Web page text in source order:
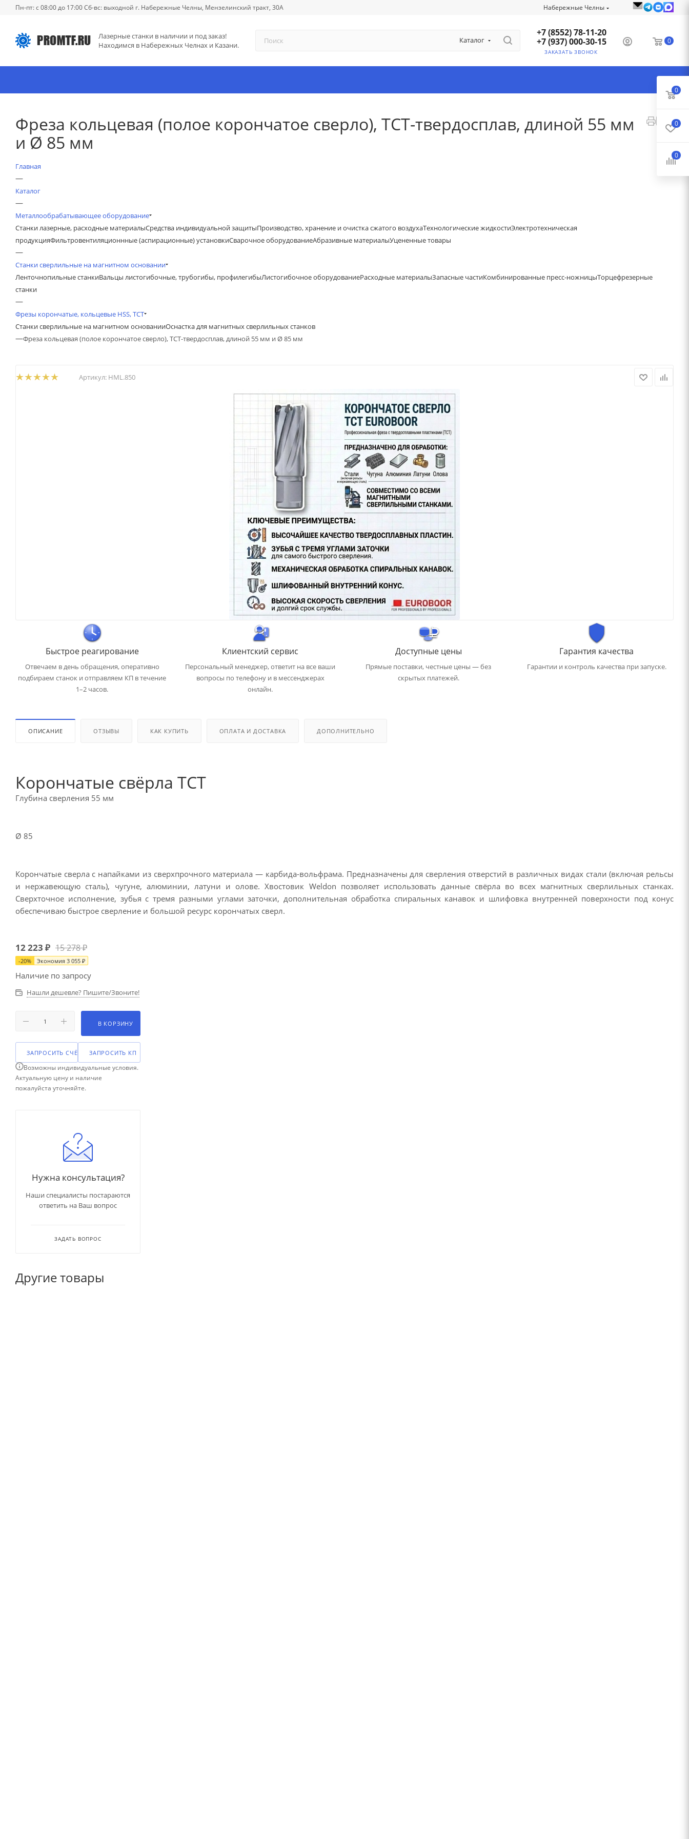
Пн-пт: с 08:00 до 17:00 Сб-вс: выходной г. Набережные Челны, Мензелинский тракт, 30А Набережные Челны
Лазерные станки в наличии и под заказ!
Находимся в Набережных Челнах и Казани.
Каталог
+7 (8552) 78-11-20
+7 (937) 000-30-15
ЗАКАЗАТЬ ЗВОНОК
0
Фреза кольцевая (полое корончатое сверло), ТСТ-твердосплав, длиной 55 мм
и Ø 85 мм
Главная
—
Каталог
—
Металлообрабатывающее оборудование
Станки лазерные, расходные материалыСредства индивидуальной защитыПроизводство, хранение и очистка сжатого воздухаТехнологические жидкостиЭлектротехническая
продукцияФильтровентиляционнные (аспирационные) установкиСварочное оборудованиеАбразивные материалыУцененные товары
—
Станки сверлильные на магнитном основании
Ленточнопильные станкиВальцы листогибочные, трубогибы, профилегибыЛистогибочное оборудованиеРасходные материалыЗапасные частиКомбинированные пресс-ножницыТорцефрезерные
станки
—
Фрезы корончатые, кольцевые HSS, TCT
Станки сверлильные на магнитном основанииОснастка для магнитных сверлильных станков
—Фреза кольцевая (полое корончатое сверло), ТСТ-твердосплав, длиной 55 мм и Ø 85 мм
Артикул: HML.850
Быстрое реагирование
Отвечаем в день обращения, оперативно
подбираем станок и отправляем КП в течение
1–2 часов.
Клиентский сервис
Персональный менеджер, ответит на все ваши
вопросы по телефону и в мессенджерах
онлайн.
Доступные цены
Прямые поставки, честные цены — без
скрытых платежей.
Гарантия качества
Гарантии и контроль качества при запуске.
ОПИСАНИЕ ОТЗЫВЫ КАК КУПИТЬ ОПЛАТА И ДОСТАВКА ДОПОЛНИТЕЛЬНО
Корончатые свёрла TCT
Глубина сверления 55 мм
Ø 85
Корончатые сверла с напайками из сверхпрочного материала — карбида-вольфрама. Предназначены для сверления отверстий в различных видах стали (включая рельсы
и нержавеющую сталь), чугуне, алюминии, латуни и олове. Хвостовик Weldon позволяет использовать данные свёрла во всех магнитных сверлильных станках.
Сверхточное исполнение, зубья с тремя разными углами заточки, дополнительная обработка спиральных канавок и шлифовка внутренней поверхности под конус
обеспечиваю быстрое сверление и большой ресурс корончатых сверл.
12 223 ₽ 15 278₽
-20% Экономия 3 055 ₽
Наличие по запросу
Нашли дешевле? Пишите/Звоните!
В КОРЗИНУ
ЗАПРОСИТЬ СЧЁТ ЗАПРОСИТЬ КП
Возможны индивидуальные условия.
Актуальную цену и наличие
пожалуйста уточняйте.
Нужна консультация?
Наши специалисты постараются
ответить на Ваш вопрос
ЗАДАТЬ ВОПРОС
Другие товары
0
0
0